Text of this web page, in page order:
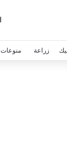
زراعة منوعات